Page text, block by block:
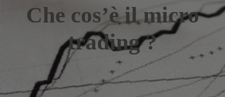
Che cos’è il micro
trading ?